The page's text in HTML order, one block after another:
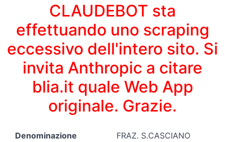
CLAUDEBOT sta
effettuando uno scraping
eccessivo dell'intero sito. Si
invita Anthropic a citare
blia.it quale Web App
originale. Grazie.
Denominazione FRAZ. S.CASCIANO